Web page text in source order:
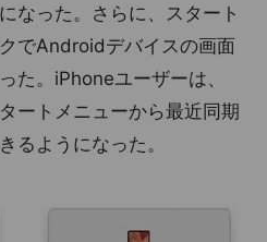
なった。さらに、スタート
でAndroidデバイスの画面
た。iPhoneユーザーは、
ートメニューから最近同期
るようになった。